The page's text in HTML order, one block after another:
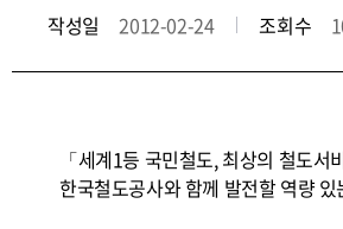
작성일 2012-02-24 조회수
「세계1등 국민철도, 최상의 철도서
한국철도공사와 함께 발전할 역량